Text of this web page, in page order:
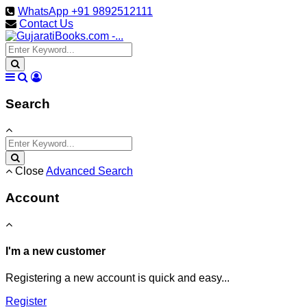
WhatsApp +91 9892512111
Contact Us
Search
CloseAdvanced Search
Account
I'm a new customer
Registering a new account is quick and easy...
Register